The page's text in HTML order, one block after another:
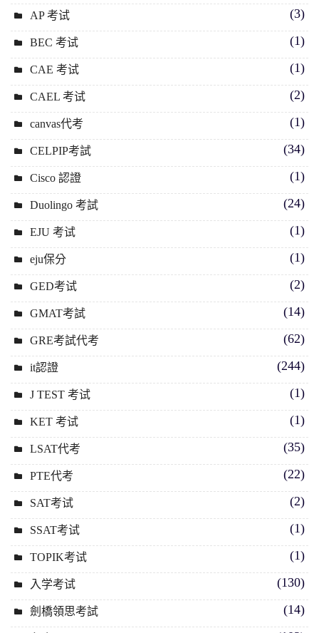
AP 考试 (3)
BEC 考试 (1)
CAE 考试 (1)
CAEL 考试 (2)
canvas代考 (1)
CELPIP考試 (34)
Cisco 認證 (1)
Duolingo 考試 (24)
EJU 考试 (1)
eju保分 (1)
GED考试 (2)
GMAT考試 (14)
GRE考試代考 (62)
it認證 (244)
J TEST 考试 (1)
KET 考试 (1)
LSAT代考 (35)
PTE代考 (22)
SAT考试 (2)
SSAT考试 (1)
TOPIK考试 (1)
入学考试 (130)
劍橋領思考試 (14)